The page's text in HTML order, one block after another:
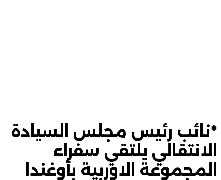
*نائب رئيس مجلس السيادة
الانتقالي يلتقي سفراء
المجموعة الاوربية بأوغندا